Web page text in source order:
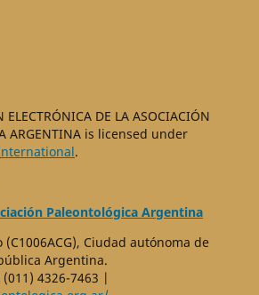
ELECTRÓNICA DE LA ASOCIACIÓN
ARGENTINA is licensed under
.
Paleontológica Argentina
(C1006ACG), Ciudad autónoma de
Argentina.
4326-7463 |